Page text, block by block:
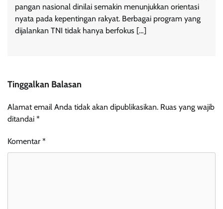
pangan nasional dinilai semakin menunjukkan orientasi
nyata pada kepentingan rakyat. Berbagai program yang
dijalankan TNI tidak hanya berfokus […]
Tinggalkan Balasan
Alamat email Anda tidak akan dipublikasikan. Ruas yang wajib
ditandai *
Komentar *